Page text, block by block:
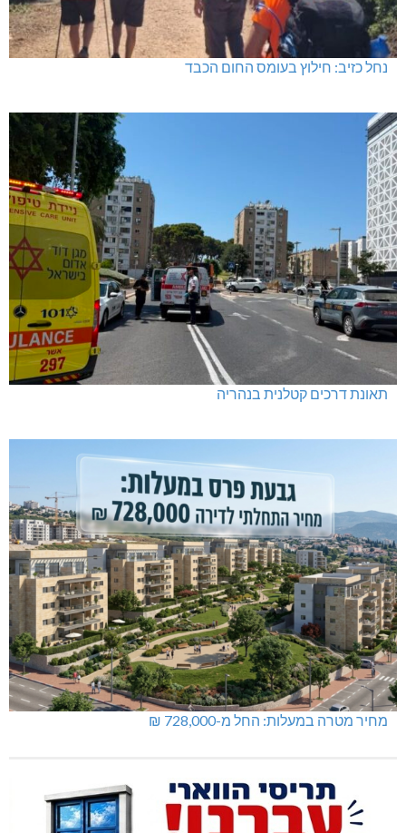
נחל כזיב: חילוץ בעומס החום הכבד
תאונת דרכים קטלנית בנהריה
מחיר מטרה במעלות: החל מ-728,000 ₪